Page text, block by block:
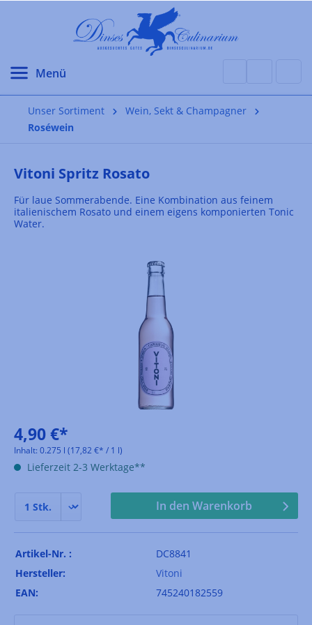
Unser Sortiment
Wein, Sekt & Champagner
Roséwein
Vitoni Spritz Rosato
Für laue Sommerabende. Eine Kombination aus feinem
italienischem Rosato und einem eigens komponierten Tonic
Water.
4,90 €*
Inhalt: 0.275 l (17,82 €* / 1 l)
Lieferzeit 2-3 Werktage**
In den Warenkorb
Artikel-Nr. :
DC8841
Hersteller:
Vitoni
EAN:
745240182559